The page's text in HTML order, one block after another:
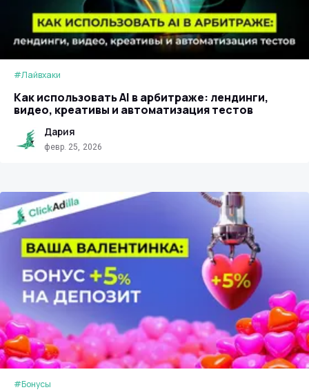
#Лайвхаки
Как использовать AI в арбитраже: лендинги,
видео, креативы и автоматизация тестов
Дария
февр. 25, 2026
#Бонусы